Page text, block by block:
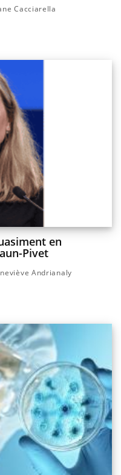
Cacciarella
en
Pivet
Andrianaly